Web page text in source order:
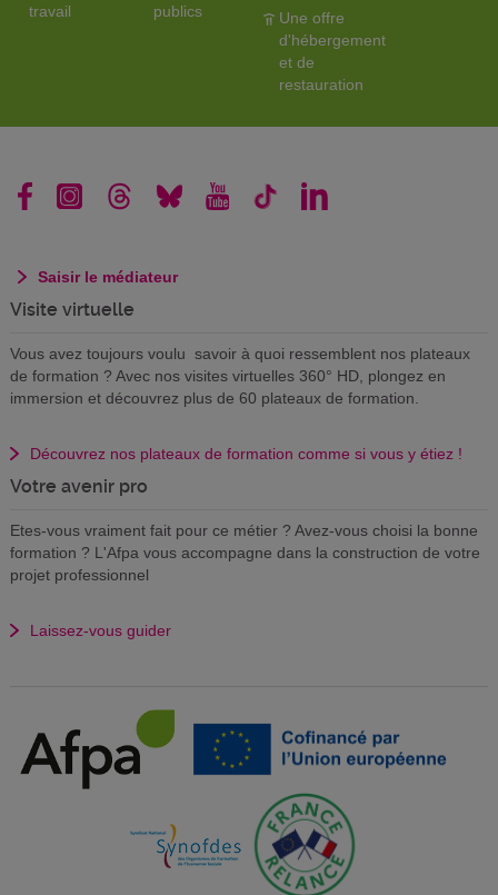
travail
publics
Une offre
d'hébergement
et de
restauration
Saisir le médiateur
Visite virtuelle
Vous avez toujours voulu savoir à quoi ressemblent nos plateaux
de formation ? Avec nos visites virtuelles 360° HD, plongez en
immersion et découvrez plus de 60 plateaux de formation.
Découvrez nos plateaux de formation comme si vous y étiez !
Votre avenir pro
Etes-vous vraiment fait pour ce métier ? Avez-vous choisi la bonne
formation ? L'Afpa vous accompagne dans la construction de votre
projet professionnel
Laissez-vous guider